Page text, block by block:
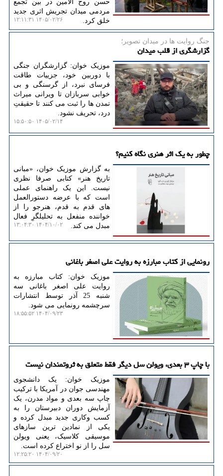
حسن روح الامین در بین تجمع
مردمی میدان تجریش اثری جدید
خلق کرد.
۱۴۰۵/۰۲/۲۶ ۱۲:۱۱:۳۱
جنگ روایت ها در میدان تصویر؛
گزارشگری از قلب میدان
موزیک خوان: گزارشگران جنگی
با دوربین خود، جزییات طاقت
فرسای نبرد، از گرسنگی و بی
خوابی سربازان تا ویرانی میراث
تمدن ها را ثبت می کنند تا حقیقتِ
درد، تحریف نشود.
۱۴۰۵/۰۲/۱۴ ۱۵:۵۰:۵۰
چطور به یک اثر هنری نگاه کنیم؟
به گزارش موزیک خوان، «مبانی
تاریخ هنر» کتابی صرفا نظری
نیست. این یک راهنمای عملی
است که با عرضه دستورالعمل
های قدم به قدم، هنرجو را از
خواننده منفعل به تحلیلگرِ فعال
مبدل می کند.
۱۴۰۴/۱۰/۰۲ ۱۳:۰۴:۳۰
رونمایی از کتاب مبارزه به روایت علی اصغر باغانی
موزیک خوان: کتاب مبارزه به
روایت علی اصغر باغانی سه
شنبه 25 آذر توسط انتشارات
سرچشمه رونمایی می شود.
۱۴۰۴/۰۹/۲۳ ۱۸:۵۵:۵۲
با چاپ ۳ بعدی، ویولن سل دیگر فقط متعلق به ثروتمندان نیست
موزیک خوان: یک دانشجوی
مهندسی جوان در آمریکا با ترکیب
چاپ سه بعدی و مواد مدرن، یک
آزمایش دوران دبیرستان را به
کسب وکاری جدید مبدل کرده و
یکی از نمادین ترین سازهای
موسیقی کلاسیک، یعنی ویولن
سل را از نو اختراع کرده است.
۱۴۰۴/۰۹/۲۰ ۱۲:۲۵:۲۰